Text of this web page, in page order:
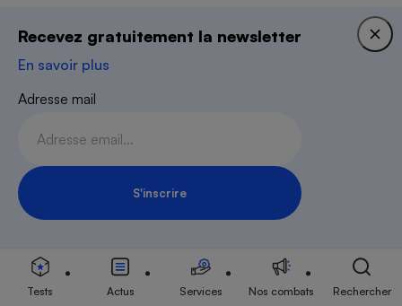
Fournisseur d'accès à
Newsletter
Inscription Newsletter
Recevez gratuitement la newsletter
En savoir plus
Adresse mail
S'inscrire
Tests Actus Services Nos combats Rechercher